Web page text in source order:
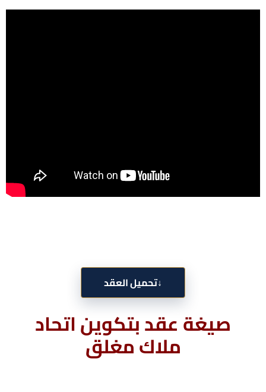
↓تحميل العقد
صيغة عقد بتكوين اتحاد
ملاك مغلق